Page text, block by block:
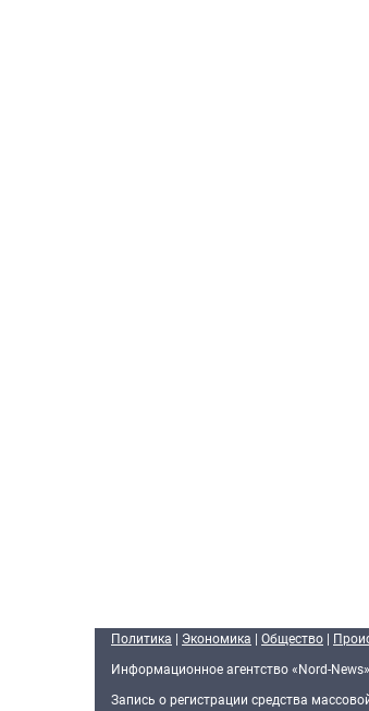
Политика | Экономика | Общество |
Информационное агентство «Nord-News»
Запись о регистрации средства